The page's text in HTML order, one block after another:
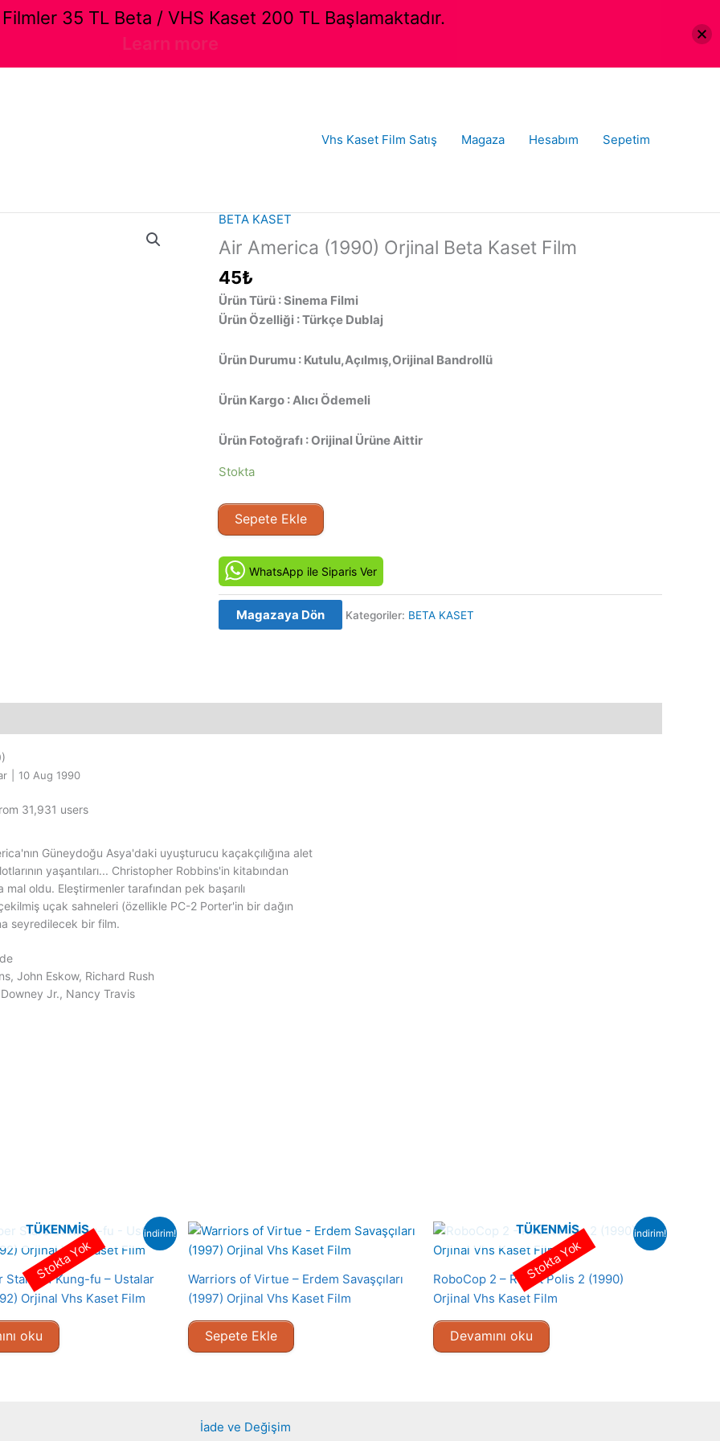
Vhs Kaset Film Satış Magaza Hesabım Sepetim
BETA KASET
Air America (1990) Orjinal Beta Kaset Film
45₺
Ürün Türü : Sinema Filmi
Ürün Özelliği : Türkçe Dublaj
Ürün Durumu : Kutulu,Açılmış,Orijinal Bandrollü
Ürün Kargo : Alıcı Ödemeli
Ürün Fotoğrafı : Orijinal Ürüne Aittir
Stokta
Air
America
Orjinal
Beta
Kaset
Film
Sepete Ekle
WhatsApp ile Siparis Ver
Magazaya Dön Kategoriler: BETA KASET
10 Aug 1990
31,931 users
Güneydoğu Asya'daki uyuşturucu kaçakçılığına alet
yaşantıları... Christopher Robbins'in kitabından
oldu. Eleştirmenler tarafından pek başarılı
uçak sahneleri (özellikle PC-2 Porter'in bir dağın
seyredilecek bir film.
John Eskow, Richard Rush
Jr., Nancy Travis
indirim!
TÜKENMIŞ
Stars Of Kung-fu – Ustalar
Orjinal Vhs Kaset Film
oku
Stokta Yok
Warriors of Virtue – Erdem Savaşçıları
(1997) Orjinal Vhs Kaset Film
Sepete Ekle
indirim!
TÜKENMIŞ
RoboCop 2 – Robot Polis 2 (1990)
Orjinal Vhs Kaset Film
Devamını oku
Stokta Yok
İade ve Değişim
35 TL Beta / VHS Kaset 200 TL Başlamaktadır.
Learn more